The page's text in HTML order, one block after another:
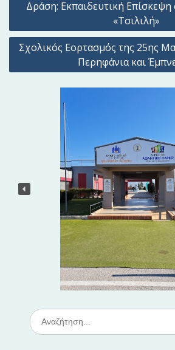
ή
η
Δράση: Εκπαιδευτική Επίσκεψη
«Τσιλιλή»
Σχολικός Εορτασμός της 25ης
Περηφάνια και
S
e